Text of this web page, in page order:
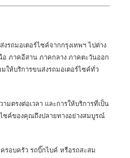
รถมอเตอร์ไซค์จากกรุงเทพฯ ไปต่าง
อ ภาคอีสาน ภาคกลาง ภาคตะวันออก
ให้บริการขนส่งรถมอเตอร์ไซค์ทั่ว
มตรงต่อเวลา และการให้บริการที่เป็น
ซค์ของคุณถึงปลายทางอย่างสมบูรณ์
ครอบครัว รถบิ๊กไบค์ หรือรถสะสม